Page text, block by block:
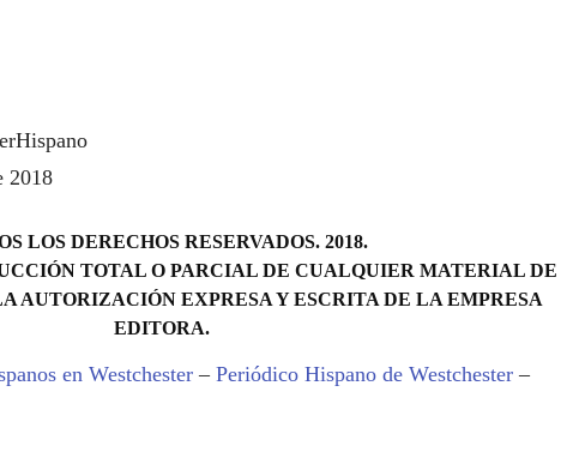
2018
LOS DERECHOS RESERVADOS. 2018.
TOTAL O PARCIAL DE CUALQUIER MATERIAL DE
AUTORIZACIÓN EXPRESA Y ESCRITA DE LA EMPRESA
EDITORA.
en Westchester – Periódico Hispano de Westchester –